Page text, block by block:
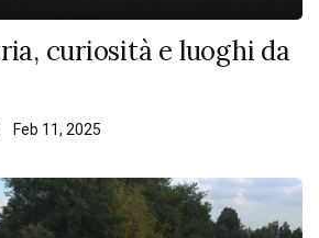
curiosità e luoghi da
Feb 11, 2025